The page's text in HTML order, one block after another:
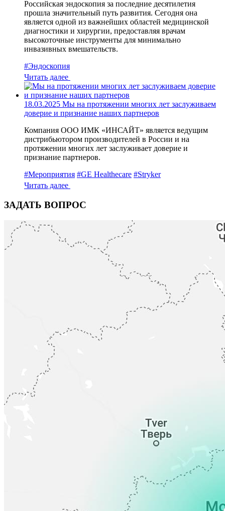
Российская эндоскопия за последние десятилетия
прошла значительный путь развития. Сегодня она
является одной из важнейших областей медицинской
диагностики и хирургии, предоставляя врачам
высокоточные инструменты для минимально
инвазивных вмешательств.
#Эндоскопия
Читать далее
18.03.2025 Мы на протяжении многих лет заслуживаем
доверие и признание наших партнеров
Компания ООО ИМК «ИНСАЙТ» является ведущим
дистрибьютором производителей в России и на
протяжении многих лет заслуживает доверие и
признание партнеров.
#Мероприятия #GE Healthecare #Stryker
Читать далее
ЗАДАТЬ ВОПРОС